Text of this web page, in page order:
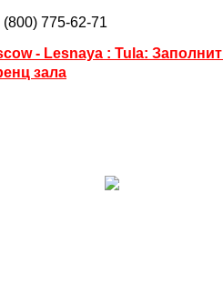
(800) 775-62-71
- Lesnaya : Tula:
зала